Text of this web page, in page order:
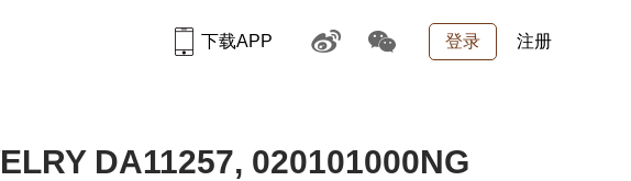
登录 注册
下载APP
DA11257, 020101000NG